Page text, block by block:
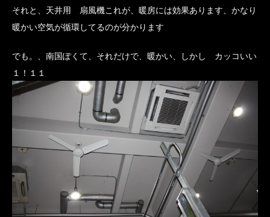
それと、天井用 扇風機これが、暖房には効果あります、かなり
暖かい空気が循環してるのが分かります
でも。、南国ぽくて、それだけで、暖かい、しかし カッコいい
１！１１